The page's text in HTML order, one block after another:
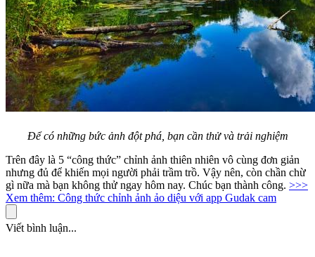
Để có những bức ảnh đột phá, bạn cần thử và trải nghiệm
Trên đây là 5 “công thức” chỉnh ảnh thiên nhiên vô cùng đơn giản
nhưng đủ để khiến mọi người phải trầm trồ. Vậy nên, còn chần chừ
gì nữa mà bạn không thử ngay hôm nay. Chúc bạn thành công. >>>
Xem thêm: Công thức chỉnh ảnh ảo diệu với app Gudak cam
Viết bình luận...